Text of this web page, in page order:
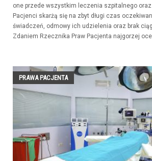
one przede wszystkim leczenia szpitalnego oraz
Pacjenci skarżą się na zbyt długi czas
świadczeń, odmowy ich udzielenia oraz brak
Zdaniem Rzecznika Praw Pacjenta najgorzej
PRAWA PACJENTA